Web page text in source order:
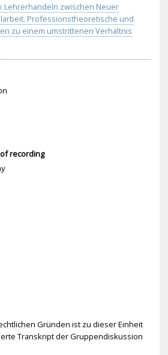
Lehrerhandeln zwischen Neuer
Professionstheoretische und
zu einem umstrittenen Verhältnis
recording
Gründen ist zu dieser Einheit
Transkript der Gruppendiskussion